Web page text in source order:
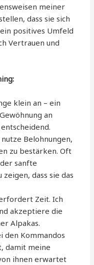
meiner
dass sie sich
positives Umfeld
Vertrauen und
klein an – ein
an
Belohnungen,
zu bestärken. Oft
sanfte
dass sie das
Zeit. Ich
akzeptiere die
Alpakas.
den Kommandos
damit meine
ihnen erwartet